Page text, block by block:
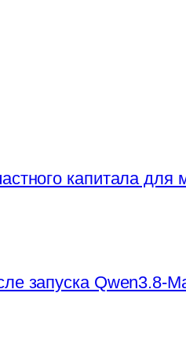
капитала
запуска